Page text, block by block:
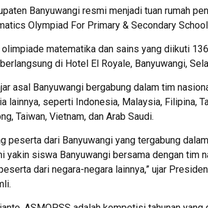
Banyuwangi resmi menjadi tuan rumah
Olympiad For Primary & Secondary
olimpiade matematika dan sains yang diikuti
di Hotel El Royale, Banyuwangi,
asal Banyuwangi bergabung dalam tim
lainnya, seperti Indonesia, Malaysia, Filipina,
Taiwan, Vietnam, dan Arab Saudi.
peserta dari Banyuwangi yang tergabung
yakin siswa Banyuwangi bersama dengan tim
dari negara-negara lainnya,” ujar